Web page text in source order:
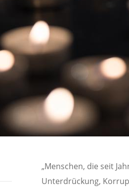
„Menschen, die seit
Unterdrückung,